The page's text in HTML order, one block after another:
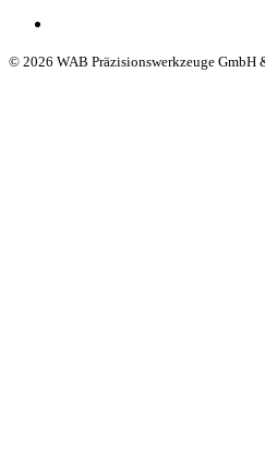
© 2026 WAB Präzisionswerkzeuge GmbH